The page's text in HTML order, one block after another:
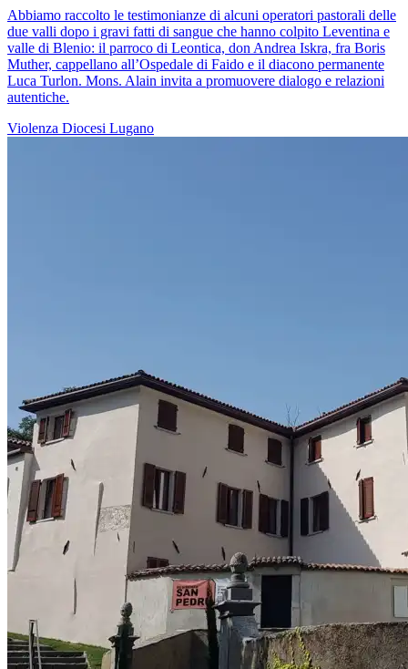
Abbiamo raccolto le testimonianze di alcuni operatori pastorali delle
due valli dopo i gravi fatti di sangue che hanno colpito Leventina e
valle di Blenio: il parroco di Leontica, don Andrea Iskra, fra Boris
Muther, cappellano all’Ospedale di Faido e il diacono permanente
Luca Turlon. Mons. Alain invita a promuovere dialogo e relazioni
autentiche.
Violenza Diocesi Lugano